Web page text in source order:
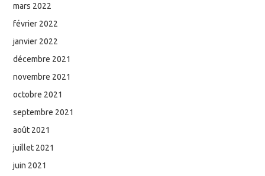
mars 2022
février 2022
janvier 2022
décembre 2021
novembre 2021
octobre 2021
septembre 2021
août 2021
juillet 2021
juin 2021